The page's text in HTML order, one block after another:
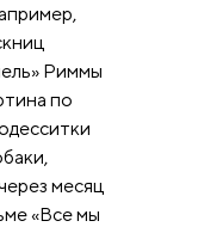
Риммы
по
месяц
«Все мы